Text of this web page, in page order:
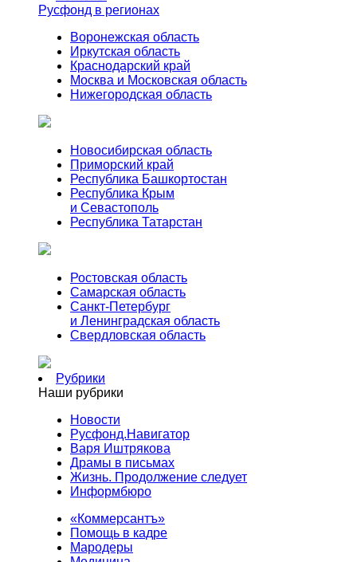
Русфонд в регионах
Воронежская область
Иркутская область
Краснодарский край
Москва и Московская область
Нижегородская область
Новосибирская область
Приморский край
Республика Башкортостан
Республика Крым
и Севастополь
Республика Татарстан
Ростовская область
Самарская область
Санкт-Петербург
и Ленинградская область
Свердловская область
Рубрики
Наши рубрики
Новости
Русфонд.Навигатор
Варя Иштрякова
Драмы в письмах
Жизнь. Продолжение следует
Информбюро
«Коммерсантъ»
Помощь в кадре
Мародеры